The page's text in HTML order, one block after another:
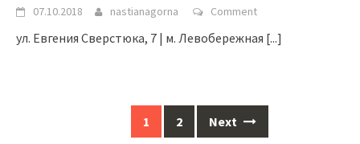
07.10.2018 nastianagorna Comment
ул. Евгения Сверстюка, 7 | м. Левобережная [...]
1 2 Next